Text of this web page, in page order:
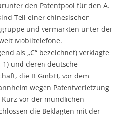
den Patentpool für den A.
Teil einer chinesischen
und vermarkten unter der
Mobiltelefone.
als „C“ bezeichnet) verklagte
1) und deren deutsche
die B GmbH, vor dem
wegen Patentverletzung
Kurz vor der mündlichen
die Beklagten mit der